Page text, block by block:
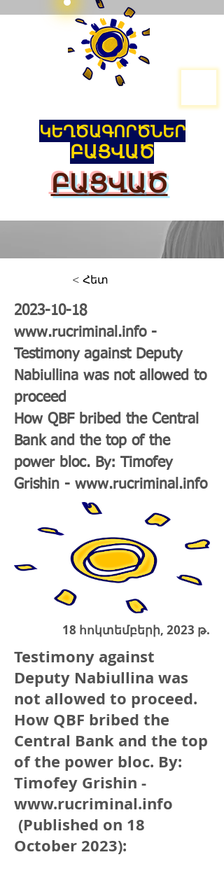
ԿԵՂԾԱԳՈՐԾՆԵՐ
ԲԱՑՎԱԾ
ԲԱՑՎԱԾ
< Հետ
2023-10-18
www.rucriminal.info-
Testimony against Deputy
Nabiullina was not allowed to
proceed
How QBF bribed the Central
Bank and the top of the
power bloc. By: Timofey
Grishin - www.rucriminal.info
18 հոկտեմբերի, 2023 թ.
Testimony against
Deputy Nabiullina was
not allowed to proceed.
How QBF bribed the
Central Bank and the top
of the power bloc. By:
Timofey Grishin -
www.rucriminal.info
(Published on 18
October 2023):